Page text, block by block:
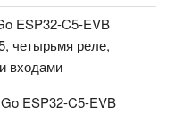
ESP32-C5-EVB
четырьмя реле,
входами
ESP32-C5-EVB